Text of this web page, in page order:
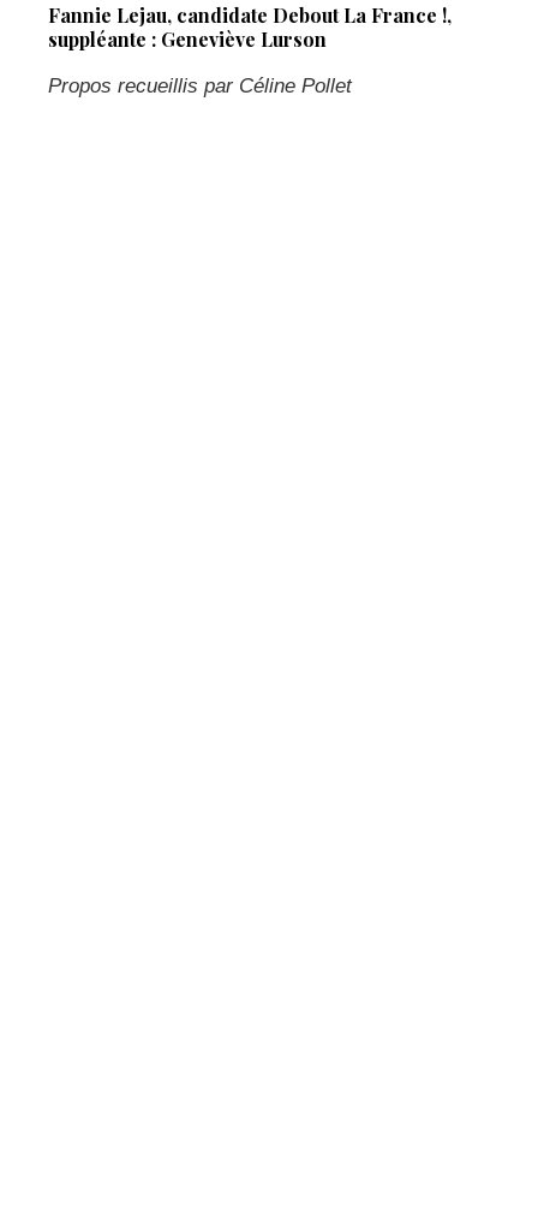
Fannie Lejau, candidate Debout La France !,
suppléante : Geneviève Lurson
Propos recueillis par Céline Pollet